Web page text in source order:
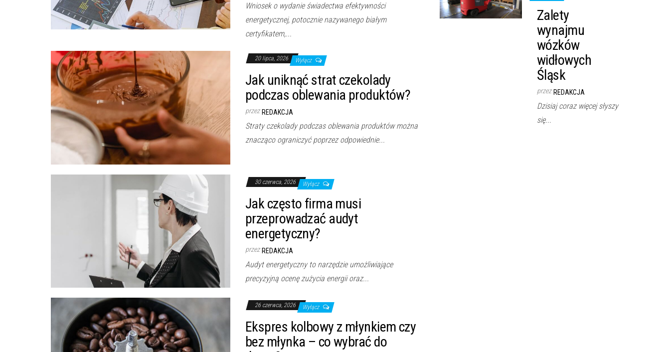
Wniosek o wydanie świadectwa efektywności
energetycznej, potocznie nazywanego białym
certyfikatem,...
20 lipca, 2026 Wyłącz
Jak uniknąć strat czekolady
podczas oblewania produktów?
przez REDAKCJA
Straty czekolady podczas oblewania produktów można
znacząco ograniczyć poprzez odpowiednie...
30 czerwca, 2026 Wyłącz
Jak często firma musi
przeprowadzać audyt
energetyczny?
przez REDAKCJA
Audyt energetyczny to narzędzie umożliwiające
precyzyjną ocenę zużycia energii oraz...
26 czerwca, 2026 Wyłącz
Ekspres kolbowy z młynkiem czy
bez młynka – co wybrać do
Zalety
wynajmu
wózków
widłowych
Śląsk
przez REDAKCJA
Dzisiaj coraz więcej słyszy
się...